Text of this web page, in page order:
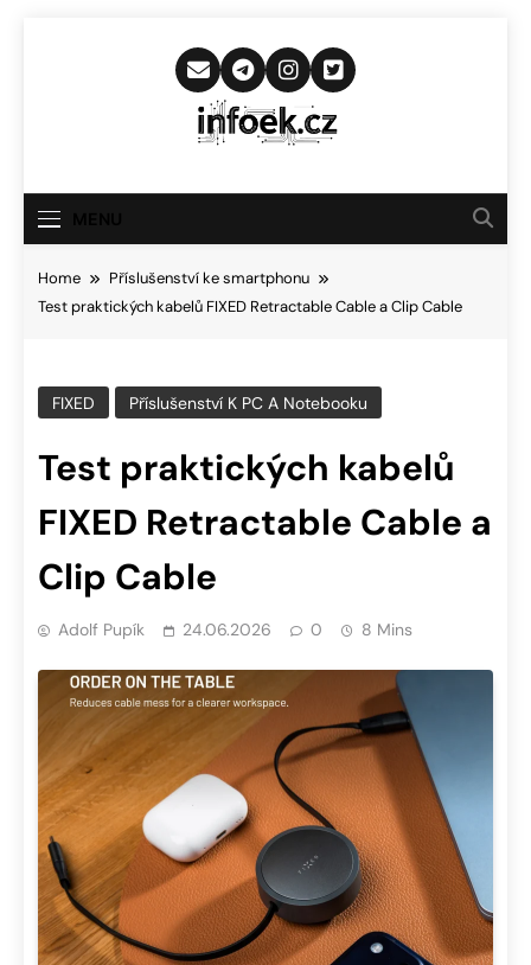
Infoek.cz
Novinkám
Home
Příslušenství ke smartphonu
Test praktických kabelů FIXED Retractable Cable a Clip Cable
FIXED Příslušenství K PC A Notebooku
Test praktických kabelů
FIXED Retractable Cable a
Clip Cable
Adolf Pupík 24.06.2026 0 8 Mins